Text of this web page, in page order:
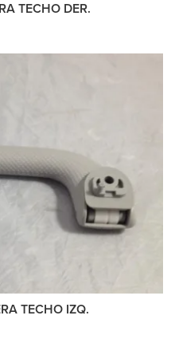
TECHO DER.
TECHO IZQ.